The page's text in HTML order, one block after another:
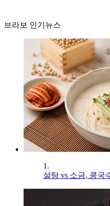
브라보 인기뉴스
1.
설탕 vs 소금, 콩국